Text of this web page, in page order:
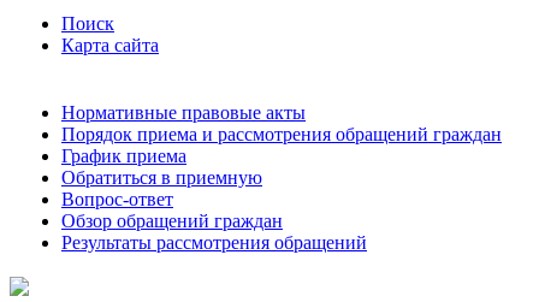
Поиск
Карта сайта
Нормативные правовые акты
Порядок приема и рассмотрения обращений граждан
График приема
Обратиться в приемную
Вопрос-ответ
Обзор обращений граждан
Результаты рассмотрения обращений